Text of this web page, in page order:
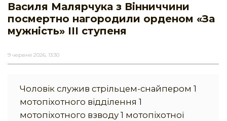
Василя Малярчука з Вінниччини
посмертно нагородили орденом «За
мужність» ІІІ ступеня
9 червня 2026, 13:30
Чоловік служив стрільцем-снайпером 1
мотопіхотного відділення 1
мотопіхотного взводу 1 мотопіхотної